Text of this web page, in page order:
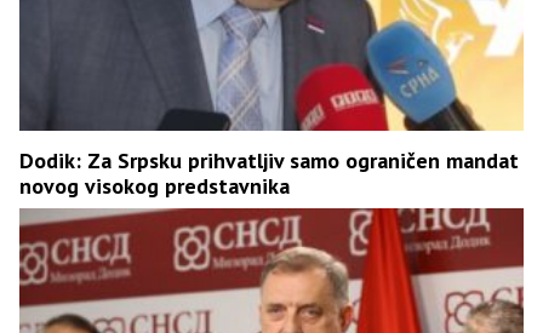
Dodik: Za Srpsku prihvatljiv samo ograničen mandat
novog visokog predstavnika